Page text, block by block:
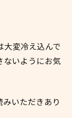
大変冷え込んで
ないようにお気
いただきあり